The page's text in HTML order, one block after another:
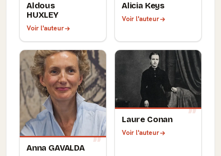
Aldous
HUXLEY
Voir l'auteur
Alicia Keys
Voir l'auteur
Anna GAVALDA
Laure Conan
Voir l'auteur